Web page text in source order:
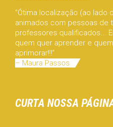
“Ótima localização (ao lado
animados com pessoas de
professores qualificados...
quem quer aprender e
aprimorar!!!”
– Maura Passos
CURTA NOSSA